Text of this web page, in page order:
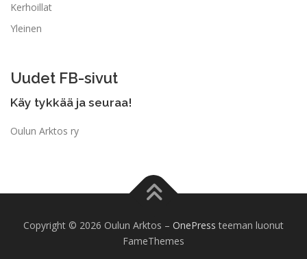
Kerhoillat
Yleinen
Uudet FB-sivut
Käy tykkää ja seuraa!
Oulun Arktos ry
Copyright © 2026 Oulun Arktos – OnePress teeman luonut
FameThemes